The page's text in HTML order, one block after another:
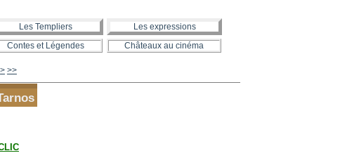
Les Templiers
Les expressions
Contes et Légendes Châteaux au cinéma
100
200
300
> >>